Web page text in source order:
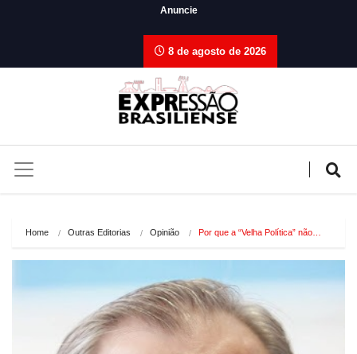
Anuncie
8 de agosto de 2026
Home Outras Editorias Opinião Por que a “Velha Política” não…